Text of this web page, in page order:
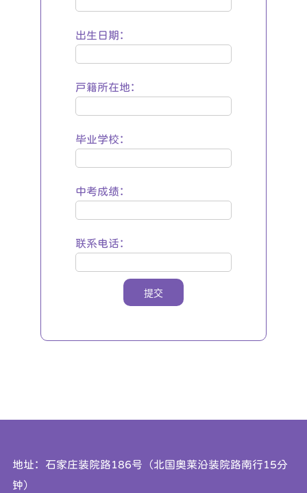
出生日期：
户籍所在地：
毕业学校：
中考成绩：
联系电话：
提交
地址：石家庄装院路186号（北国奥莱沿装院路南行15分
钟）